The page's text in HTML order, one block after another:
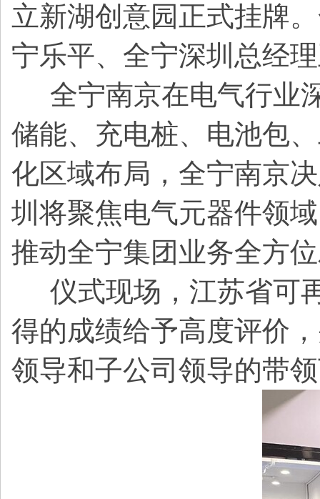
立新湖创意园正式挂牌
宁乐平、全宁深圳总经
全宁南京在电气行业
储能、充电桩、电池包
化区域布局，全宁南京
圳将聚焦电气元器件领
推动全宁集团业务全方
仪式现场，江苏省可
得的成绩给予高度评价
领导和子公司领导的带